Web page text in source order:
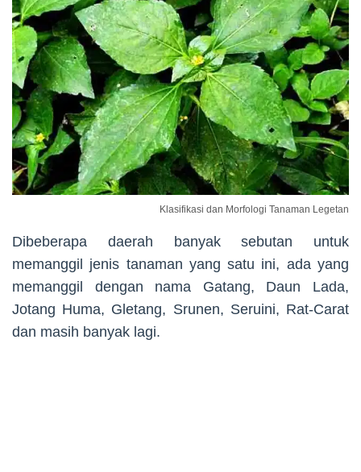
Klasifikasi dan Morfologi Tanaman Legetan
Dibeberapa daerah banyak sebutan untuk
memanggil jenis tanaman yang satu ini, ada yang
memanggil dengan nama Gatang, Daun Lada,
Jotang Huma, Gletang, Srunen, Seruini, Rat-Carat
dan masih banyak lagi.